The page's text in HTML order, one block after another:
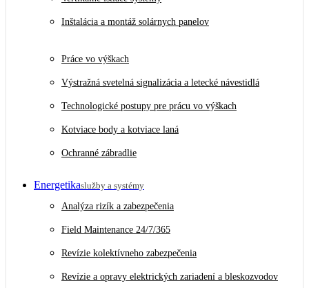
Inštalácia a montáž solárnych panelov
Práce vo výškach
Výstražná svetelná signalizácia a letecké návestidlá
Technologické postupy pre prácu vo výškach
Kotviace body a kotviace laná
Ochranné zábradlie
Energetikaslužby a systémy
Analýza rizík a zabezpečenia
Field Maintenance 24/7/365
Revízie kolektívneho zabezpečenia
Revízie a opravy elektrických zariadení a bleskozvodov